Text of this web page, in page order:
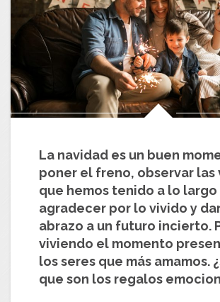
La navidad es un buen
poner el freno, observar las
que hemos tenido a lo largo
agradecer por lo vivido y
abrazo a un futuro incierto.
viviendo el momento
los seres que más amamos.
que son los regalos